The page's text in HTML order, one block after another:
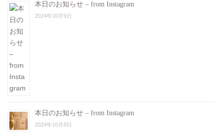
本日のお知らせ – from Instagram
2024年10月9日
本日のお知らせ – from Instagram
2024年10月8日